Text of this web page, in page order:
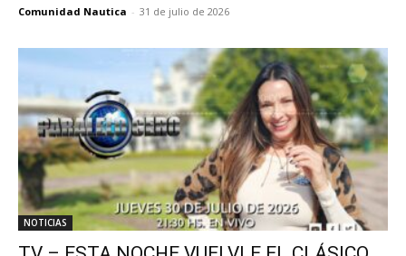
Comunidad Nautica - 31 de julio de 2026
NOTICIAS